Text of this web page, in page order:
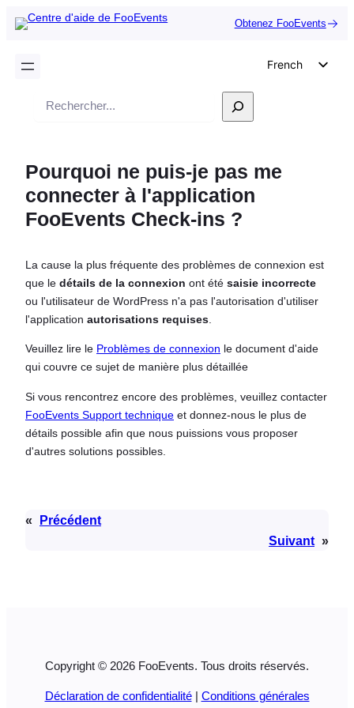
Obtenez FooEvents
French
Spanish
Czech
Greek
Recherche
Pourquoi ne puis-je pas me
connecter à l'application
FooEvents Check-ins ?
La cause la plus fréquente des problèmes de connexion est
que le détails de la connexion ont été saisie incorrecte
ou l'utilisateur de WordPress n'a pas l'autorisation d'utiliser
l'application autorisations requises
Veuillez lire le Problèmes de connexion le document d'aide
qui couvre ce sujet de manière plus détaillée
Si vous rencontrez encore des problèmes, veuillez contacter
FooEvents Support technique et donnez-nous le plus de
détails possible afin que nous puissions vous proposer
d'autres solutions possibles.
«
Précédent
Suivant »
Copyright © 2026 FooEvents. Tous droits réservés.
Déclaration de confidentialité| Conditions générales